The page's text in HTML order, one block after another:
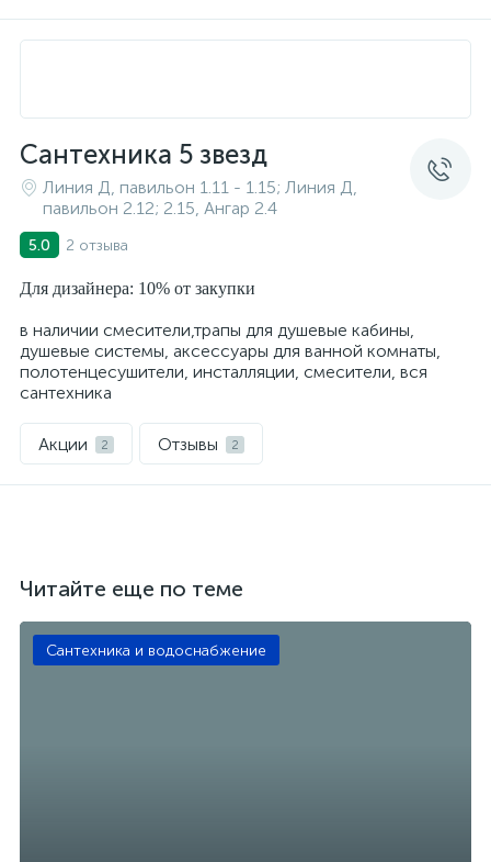
Сантехника 5 звезд
Линия Д, павильон 1.11 - 1.15; Линия Д,
павильон 2.12; 2.15, Ангар 2.4
5.0 2 отзыва
Для дизайнера: 10% от закупки
в наличии cмесители,трапы для душевые кабины,
душевые системы, аксессуары для ванной комнаты,
полотенцесушители, инсталляции, смесители, вся
сантехника
Акции 2 Отзывы 2
Читайте еще по теме
Сантехника и водоснабжение